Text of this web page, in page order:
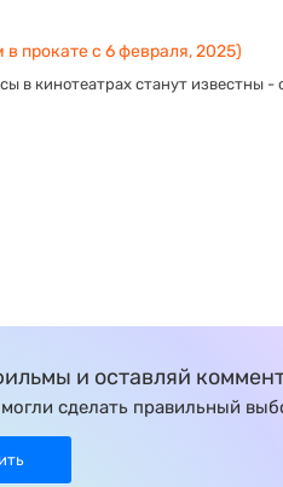
прокате с 6 февраля, 2025)
в кинотеатрах станут известны -
и оставляй
сделать правильный